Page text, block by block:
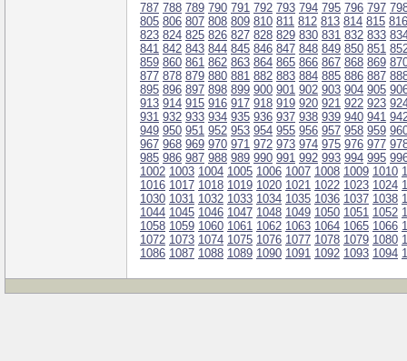
787 788 789 790 791 792 793 794 795 796 797
805 806 807 808 809 810 811 812 813 814 815 816
823 824 825 826 827 828 829 830 831 832 833
841 842 843 844 845 846 847 848 849 850 851
859 860 861 862 863 864 865 866 867 868 869
877 878 879 880 881 882 883 884 885 886 887
895 896 897 898 899 900 901 902 903 904 905
913 914 915 916 917 918 919 920 921 922 923
931 932 933 934 935 936 937 938 939 940 941
949 950 951 952 953 954 955 956 957 958 959
967 968 969 970 971 972 973 974 975 976 977
985 986 987 988 989 990 991 992 993 994 995
1002 1003 1004 1005 1006 1007 1008 1009 1010
1016 1017 1018 1019 1020 1021 1022 1023 1024
1030 1031 1032 1033 1034 1035 1036 1037 1038
1044 1045 1046 1047 1048 1049 1050 1051 1052
1058 1059 1060 1061 1062 1063 1064 1065 1066
1072 1073 1074 1075 1076 1077 1078 1079 1080
1086 1087 1088 1089 1090 1091 1092 1093 1094